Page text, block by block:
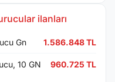
ilanları
Gn 1.586.848 TL
10 GN
960.725 TL